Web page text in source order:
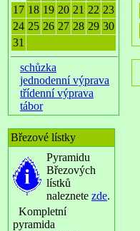
17 18 19 20 21 22 23
24 25 26 27 28 29 30
31
schůzka
jednodenní výprava
třídenní výprava
tábor
Březové lístky
Pyramidu
Březových
lístků
naleznete zde.
Kompletní
pyramida